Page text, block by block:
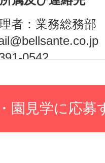
者：業務総務
0542
目的
への参加者登録の